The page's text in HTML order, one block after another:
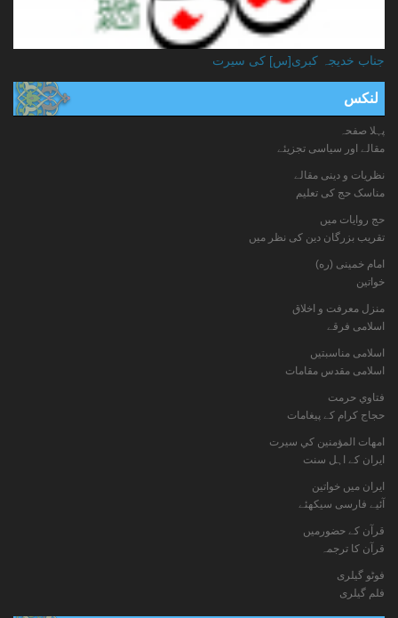
جناب خدیجہ کبری[س] کی سیرت
لنکس
پہلا صفحہ
مقالے اور سیاسی تجزیئے
نظریات و دینی مقالے
مناسک حج کی تعلیم
حج روایات میں
تقریب بزرگان دین کی نظر میں
امام خمینی (ره)
خواتين
منزل معرفت و اخلاق
اسلامی فرقے
اسلامی مناسبتیں
اسلامی مقدس مقامات
فتاوي حرمت
حجاج کرام کے پیغامات
امهات المؤمنين كي سيرت
ایران کے اہل سنت
ایران میں خواتین
آئیے فارسی سیکھئے
قرآن کے حضورمیں
قرآن کا ترجمہ
فوٹو گيلری
فلم گیلری